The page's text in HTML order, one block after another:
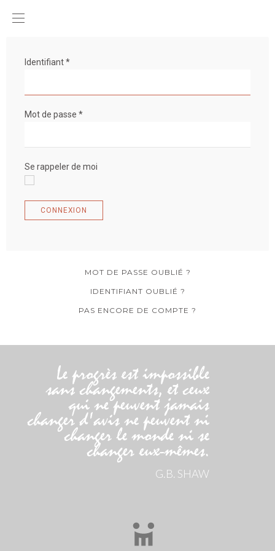
Identifiant*
Mot de passe *
Se rappeler de moi
CONNEXION
MOT DE PASSE OUBLIÉ ?
IDENTIFIANT OUBLIÉ ?
PAS ENCORE DE COMPTE ?
Le progrès est impossible
sans changements, et ceux
qui ne peuvent jamais
changer d'avis ne peuvent ni
changer le monde ni se
changer eux-mêmes.
G.B. SHAW